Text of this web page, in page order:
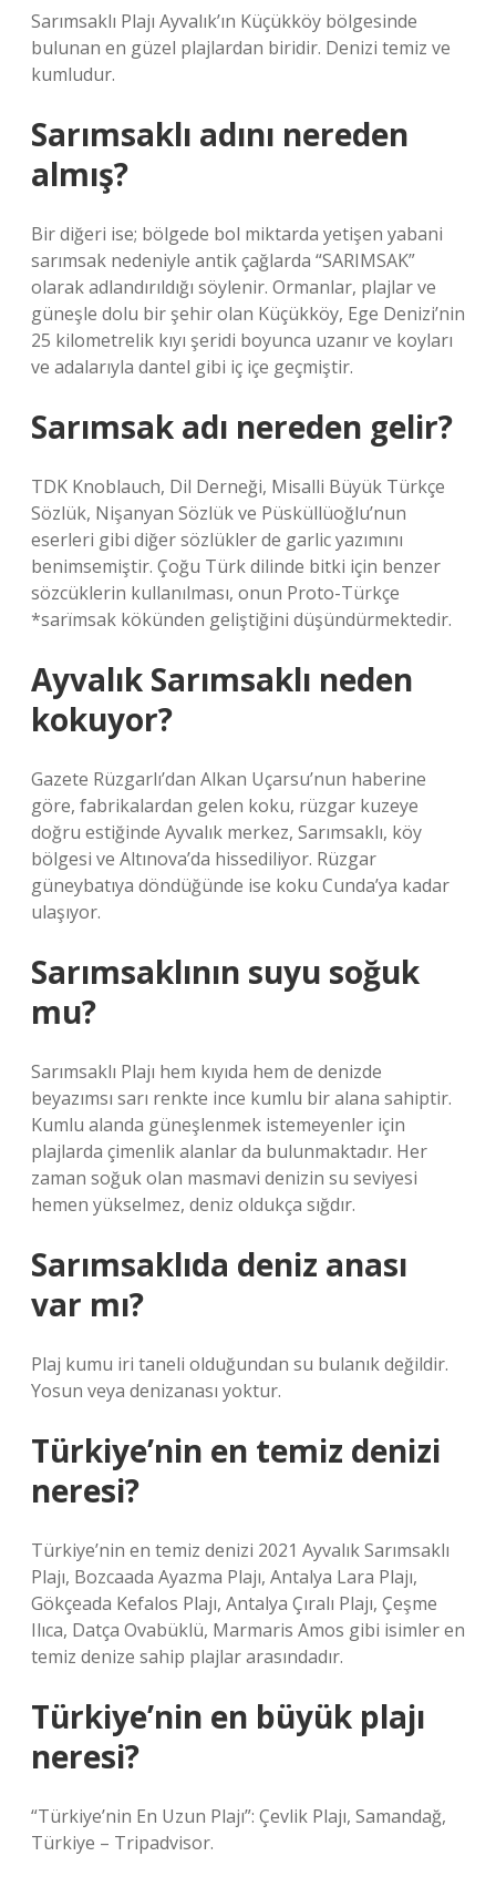
Sarımsaklı Plajı Ayvalık’ın Küçükköy bölgesinde
bulunan en güzel plajlardan biridir. Denizi temiz ve
kumludur.
Sarımsaklı adını nereden
almış?
Bir diğeri ise; bölgede bol miktarda yetişen yabani
sarımsak nedeniyle antik çağlarda “SARIMSAK”
olarak adlandırıldığı söylenir. Ormanlar, plajlar ve
güneşle dolu bir şehir olan Küçükköy, Ege Denizi’nin
25 kilometrelik kıyı şeridi boyunca uzanır ve koyları
ve adalarıyla dantel gibi iç içe geçmiştir.
Sarımsak adı nereden gelir?
TDK Knoblauch, Dil Derneği, Misalli Büyük Türkçe
Sözlük, Nişanyan Sözlük ve Püsküllüoğlu’nun
eserleri gibi diğer sözlükler de garlic yazımını
benimsemiştir. Çoğu Türk dilinde bitki için benzer
sözcüklerin kullanılması, onun Proto-Türkçe
*sarïmsak kökünden geliştiğini düşündürmektedir.
Ayvalık Sarımsaklı neden
kokuyor?
Gazete Rüzgarlı’dan Alkan Uçarsu’nun haberine
göre, fabrikalardan gelen koku, rüzgar kuzeye
doğru estiğinde Ayvalık merkez, Sarımsaklı, köy
bölgesi ve Altınova’da hissediliyor. Rüzgar
güneybatıya döndüğünde ise koku Cunda’ya kadar
ulaşıyor.
Sarımsaklının suyu soğuk
mu?
Sarımsaklı Plajı hem kıyıda hem de denizde
beyazımsı sarı renkte ince kumlu bir alana sahiptir.
Kumlu alanda güneşlenmek istemeyenler için
plajlarda çimenlik alanlar da bulunmaktadır. Her
zaman soğuk olan masmavi denizin su seviyesi
hemen yükselmez, deniz oldukça sığdır.
Sarımsaklıda deniz anası
var mı?
Plaj kumu iri taneli olduğundan su bulanık değildir.
Yosun veya denizanası yoktur.
Türkiye’nin en temiz denizi
neresi?
Türkiye’nin en temiz denizi 2021 Ayvalık Sarımsaklı
Plajı, Bozcaada Ayazma Plajı, Antalya Lara Plajı,
Gökçeada Kefalos Plajı, Antalya Çıralı Plajı, Çeşme
Ilıca, Datça Ovabüklü, Marmaris Amos gibi isimler en
temiz denize sahip plajlar arasındadır.
Türkiye’nin en büyük plajı
neresi?
“Türkiye’nin En Uzun Plajı”: Çevlik Plajı, Samandağ,
Türkiye – Tripadvisor.